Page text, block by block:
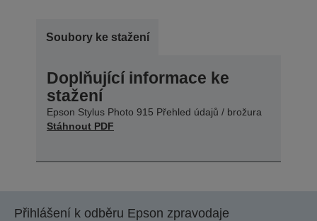
Soubory ke stažení
Doplňující informace ke
stažení
Epson Stylus Photo 915 Přehled údajů / brožura
Stáhnout PDF
Přihlášení k odběru Epson zpravodaje